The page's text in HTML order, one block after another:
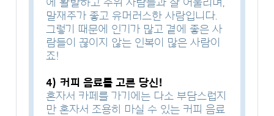
에 활발하고 주위 사람들과 잘 어울리며,
말재주가 좋고 유머러스한 사람입니다.
그렇기 때문에 인기가 많고 곁에 좋은 사
람들이 끊이지 않는 인복이 많은 사람이
죠!
4) 커피 음료를 고른 당신!
혼자서 카페를 가기에는 다소 부담스럽지
만 혼자서 조용히 마실 수 있는 커피 음료